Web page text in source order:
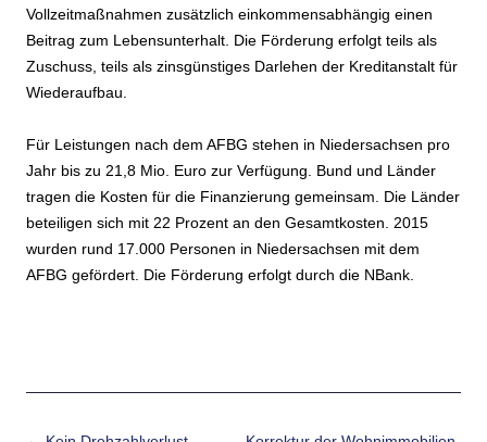
Vollzeitmaßnahmen zusätzlich einkommensabhängig einen
Beitrag zum Lebensunterhalt. Die Förderung erfolgt teils als
Zuschuss, teils als zinsgünstiges Darlehen der Kreditanstalt für
Wiederaufbau.
Für Leistungen nach dem AFBG stehen in Niedersachsen pro
Jahr bis zu 21,8 Mio. Euro zur Verfügung. Bund und Länder
tragen die Kosten für die Finanzierung gemeinsam. Die Länder
beteiligen sich mit 22 Prozent an den Gesamtkosten.
2015
wurden rund 17.000 Personen in Niedersachsen mit dem
AFBG gefördert. Die Förderung erfolgt durch die NBank.